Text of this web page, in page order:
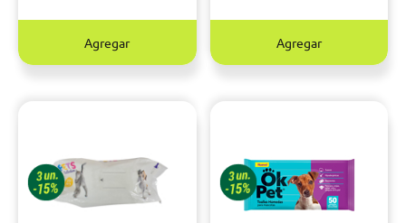
Agregar Agregar